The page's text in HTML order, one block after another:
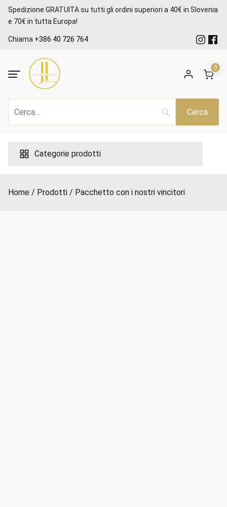
SaltaSpedizione GRATUITA su tutti gli ordini superiori a 40€ in Slovenia
e 70€ in tutta Europa!
Chiama +386 40 726 764
0
Categorie prodotti
Home Prodotti Pacchetto con i nostri vincitori